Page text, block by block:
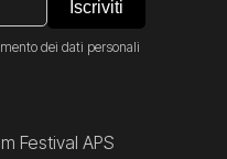
dei dati personali
Festival APS